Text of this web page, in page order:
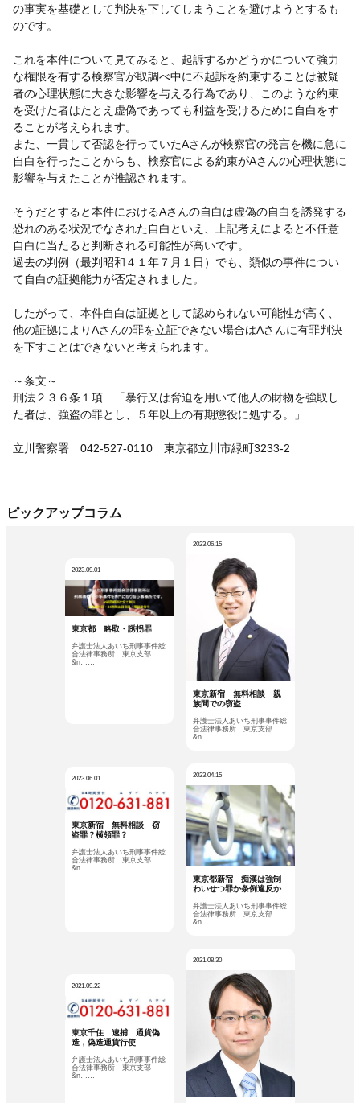
の事実を基礎として判決を下してしまうことを避けようとするも
のです。
これを本件について見てみると、起訴するかどうかについて強力
な権限を有する検察官が取調べ中に不起訴を約束することは被疑
者の心理状態に大きな影響を与える行為であり、このような約束
を受けた者はたとえ虚偽であっても利益を受けるために自白をす
ることが考えられます。
また、一貫して否認を行っていたAさんが検察官の発言を機に急に
自白を行ったことからも、検察官による約束がAさんの心理状態に
影響を与えたことが推認されます。
そうだとすると本件におけるAさんの自白は虚偽の自白を誘発する
恐れのある状況でなされた自白といえ、上記考えによると不任意
自白に当たると判断される可能性が高いです。
過去の判例（最判昭和４１年７月１日）でも、類似の事件につい
て自白の証拠能力が否定されました。
したがって、本件自白は証拠として認められない可能性が高く、
他の証拠によりAさんの罪を立証できない場合はAさんに有罪判決
を下すことはできないと考えられます。
～条文～
刑法２３６条１項 「暴行又は脅迫を用いて他人の財物を強取し
た者は、強盗の罪とし、５年以上の有期懲役に処する。」
立川警察署 042-527-0110 東京都立川市緑町3233-2
ピックアップコラム
2023.09.01
東京都 略取・誘拐罪
弁護士法人あいち刑事事件総
合法律事務所 東京支部
&n……
2023.06.15
東京新宿 無料相談 親
族間での窃盗
弁護士法人あいち刑事事件総
合法律事務所 東京支部
&n……
2023.06.01
東京新宿 無料相談 窃
盗罪？横領罪？
弁護士法人あいち刑事事件総
合法律事務所 東京支部
&n……
2023.04.15
東京都新宿 痴漢は強制
わいせつ罪か条例違反か
弁護士法人あいち刑事事件総
合法律事務所 東京支部
&n……
2021.09.22
東京千住 逮捕 通貨偽
造，偽造通貨行使
弁護士法人あいち刑事事件総
合法律事務所 東京支部
&n……
2021.08.30